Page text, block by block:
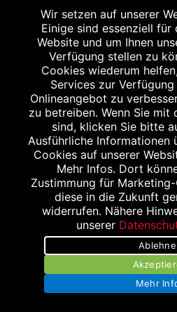
Apothekenerstattungspreis
unverbindliche Preisempfehlung
ein von den Apotheken in Ansatz
rezeptfreie Arzneimittel. Er
Apotheken verbindlichen
Apotheke in bestimmten Fällen
Jahren) das Produkt mit der
Krankenversicherung abrechnet.
Erstattungspreis im Falle einer
gesetzlichen Krankenkassen, vor
Zwangsrabattes (zur Zeit 5%)
Unverbindliche
powered by
Wir setzen auf unserer
Einige sind essenziell für
Website und um Ihnen
Verfügung stellen zu
Cookies wiederum
Services zur
Onlineangebot zu
zu betreiben. Wenn Sie mit
sind, klicken Sie bitte
Ausführliche Informationen
Cookies auf unserer
Mehr Infos. Dort
Zustimmung für
diese in die Zukunft
widerrufen. Nähere
unserer
Mehr